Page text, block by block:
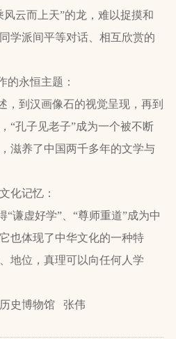
云而上天”的龙，难以捉摸和
学派间平等对话、相互欣赏的
的永恒主题：
，到汉画像石的视觉呈现，再到
“孔子见老子”成为一个被不断
滋养了中国两千多年的文学与
化记忆：
谦虚好学”、“尊师重道”成为中
也体现了中华文化的一种特
地位，真理可以向任何人学
史博物馆 张伟